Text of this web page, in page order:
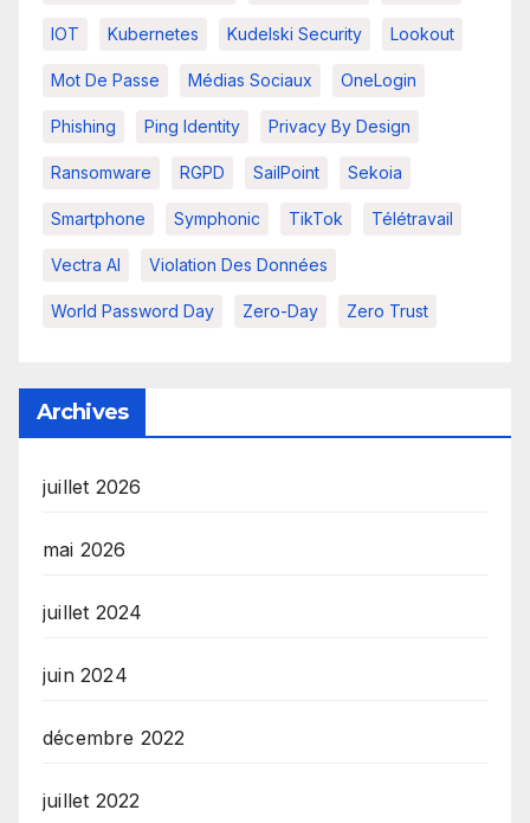
IOT Kubernetes Kudelski Security Lookout
Mot De Passe Médias Sociaux OneLogin
Phishing Ping Identity Privacy By Design
Ransomware RGPD SailPoint Sekoia
Smartphone Symphonic TikTok Télétravail
Vectra AI Violation Des Données
World Password Day Zero-Day Zero Trust
Archives
juillet 2026
mai 2026
juillet 2024
juin 2024
décembre 2022
juillet 2022